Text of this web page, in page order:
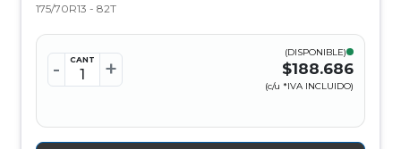
175/70R13 - 82T
- CANT +
(DISPONIBLE)
$188.686
(c/u *IVA INCLUIDO)